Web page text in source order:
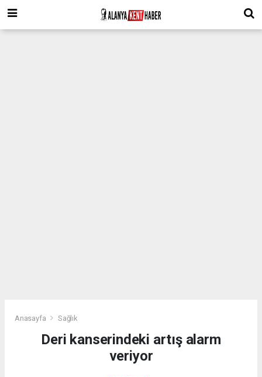
Anasayfa Sağlık
Deri kanserindeki artış alarm
veriyor